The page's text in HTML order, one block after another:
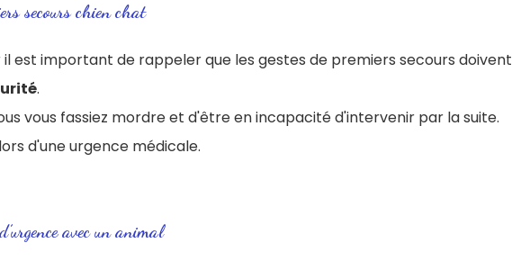
secours chien chat
est important de rappeler que les gestes de premiers secours doivent
.
vous fassiez mordre et d'être en incapacité d'intervenir par la suite.
d'une urgence médicale.
avec un animal